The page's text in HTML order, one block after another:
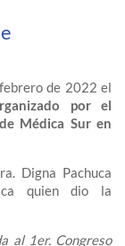
de 2022 el
por el
Médica Sur en
Digna Pachuca
quien dio la
al 1er. Congreso